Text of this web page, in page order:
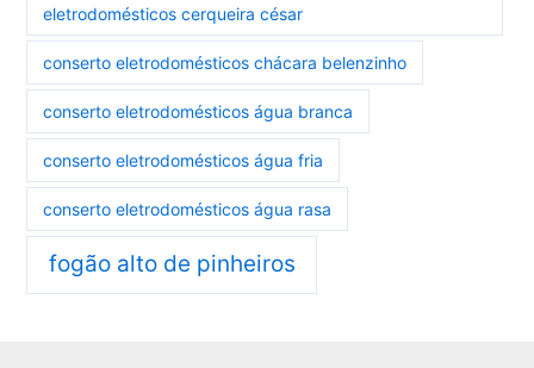
eletrodomésticos cerqueira césar
conserto eletrodomésticos chácara belenzinho
conserto eletrodomésticos água branca
conserto eletrodomésticos água fria
conserto eletrodomésticos água rasa
fogão alto de pinheiros